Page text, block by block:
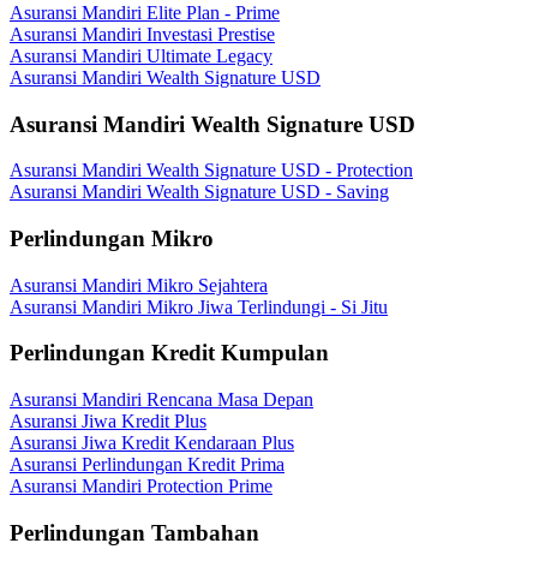
Asuransi Mandiri Elite Plan - Prime
Asuransi Mandiri Investasi Prestise
Asuransi Mandiri Ultimate Legacy
Asuransi Mandiri Wealth Signature USD
Asuransi Mandiri Wealth Signature USD
Asuransi Mandiri Wealth Signature USD - Protection
Asuransi Mandiri Wealth Signature USD - Saving
Perlindungan Mikro
Asuransi Mandiri Mikro Sejahtera
Asuransi Mandiri Mikro Jiwa Terlindungi - Si Jitu
Perlindungan Kredit Kumpulan
Asuransi Mandiri Rencana Masa Depan
Asuransi Jiwa Kredit Plus
Asuransi Jiwa Kredit Kendaraan Plus
Asuransi Perlindungan Kredit Prima
Asuransi Mandiri Protection Prime
Perlindungan Tambahan